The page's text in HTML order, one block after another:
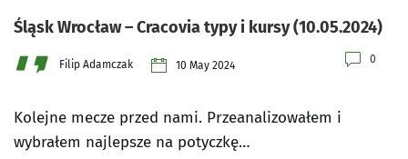
Śląsk Wrocław – Cracovia typy i kursy (10.05.2024)
Filip Adamczak 10 May 2024 0
Kolejne mecze przed nami. Przeanalizowałem i
wybrałem najlepsze na potyczkę…